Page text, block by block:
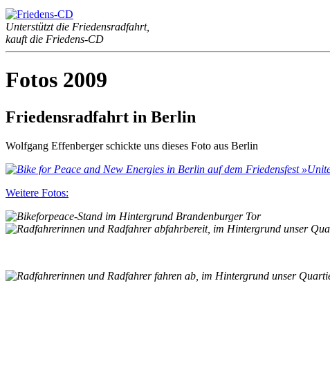
Unterstützt die Friedensradfahrt,
kauft die Friedens-CD
Fotos 2009
Friedensradfahrt in Berlin
Wolfgang Effenberger schickte uns dieses Foto aus Berlin
Weitere Fotos: